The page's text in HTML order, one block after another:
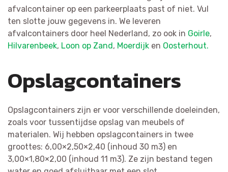
afvalcontainer op een parkeerplaats past of niet. Vul
ten slotte jouw gegevens in. We leveren
afvalcontainers door heel Nederland, zo ook in Goirle,
Hilvarenbeek, Loon op Zand, Moerdijk en Oosterhout.
Opslagcontainers
Opslagcontainers zijn er voor verschillende doeleinden,
zoals voor tussentijdse opslag van meubels of
materialen. Wij hebben opslagcontainers in twee
groottes: 6,00×2,50×2,40 (inhoud 30 m3) en
3,00×1,80×2,00 (inhoud 11 m3). Ze zijn bestand tegen